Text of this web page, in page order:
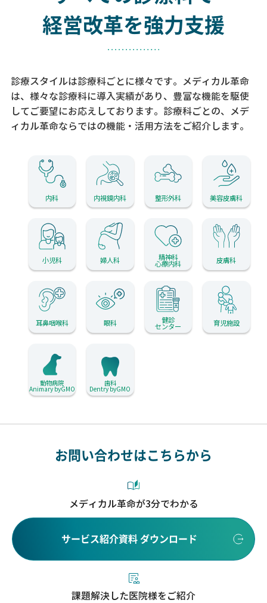
経営改革を強力支援
診療スタイルは診療科ごとに様々です。メディカル革命
は、様々な診療科に導入実績があり、 豊富な機能を駆使
してご要望にお応えしております。 診療科ごとの、メデ
ィカル革命ならではの機能・活用方法をご紹介します。
内科 内視鏡内科 整形外科 美容皮膚科
小児科 婦人科 精神科
心療内科 皮膚科
耳鼻咽喉科 眼科 健診
センター 育児施設
動物病院
Animary byGMO
歯科
Dentry byGMO
お問い合わせはこちらから
メディカル革命が3分でわかる
サービス紹介資料 ダウンロード
課題解決した医院様をご紹介